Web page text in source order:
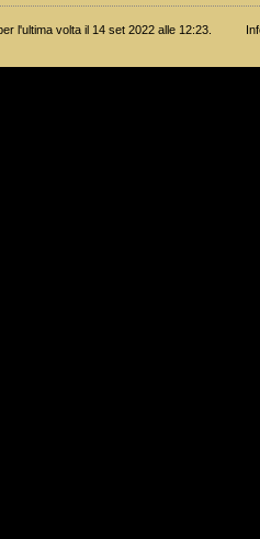
l'ultima volta il 14 set 2022 alle 12:23.